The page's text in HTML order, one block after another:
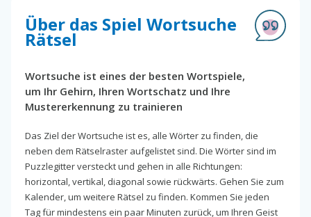
Über das Spiel Wortsuche
Rätsel
Wortsuche ist eines der besten Wortspiele,
um Ihr Gehirn, Ihren Wortschatz und Ihre
Mustererkennung zu trainieren
Das Ziel der Wortsuche ist es, alle Wörter zu finden, die
neben dem Rätselraster aufgelistet sind. Die Wörter sind im
Puzzlegitter versteckt und gehen in alle Richtungen:
horizontal, vertikal, diagonal sowie rückwärts. Gehen Sie zum
Kalender, um weitere Rätsel zu finden. Kommen Sie jeden
Tag für mindestens ein paar Minuten zurück, um Ihren Geist